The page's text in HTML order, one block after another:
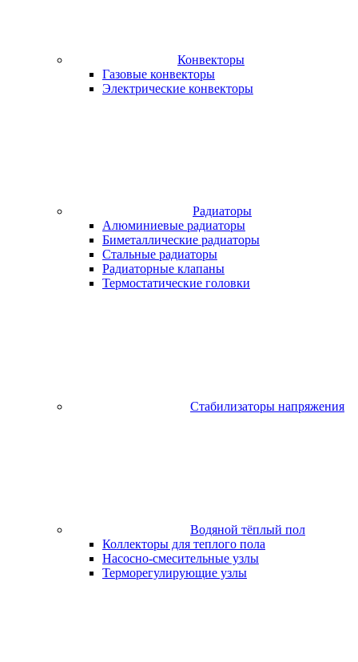
Конвекторы
Газовые конвекторы
Электрические конвекторы
Радиаторы
Алюминиевые радиаторы
Биметаллические радиаторы
Стальные радиаторы
Радиаторные клапаны
Термостатические головки
Стабилизаторы напряжения
Водяной тёплый пол
Коллекторы для теплого пола
Насосно-смесительные узлы
Терморегулирующие узлы